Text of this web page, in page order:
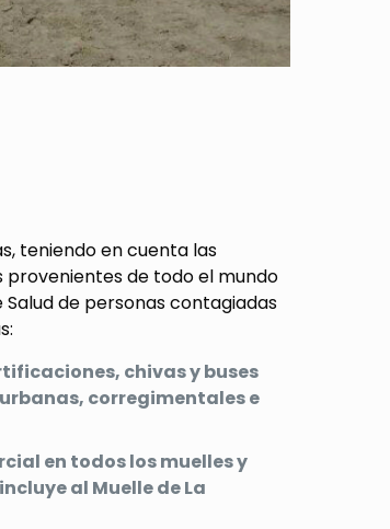
teniendo en cuenta las
de todo el mundo
de personas contagiadas
chivas y buses
corregimentales e
en todos los muelles y
al Muelle de La